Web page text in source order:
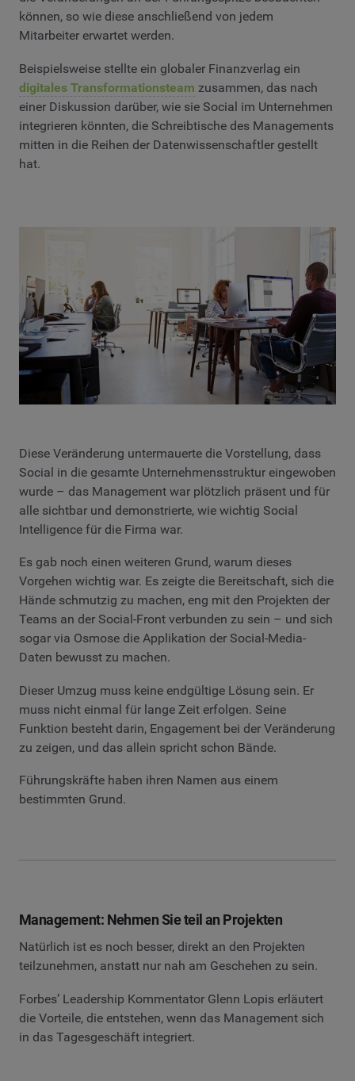
können, so wie diese anschließend von jedem
Mitarbeiter erwartet werden.
Beispielsweise stellte ein globaler Finanzverlag ein
digitales Transformationsteam zusammen, das nach
einer Diskussion darüber, wie sie Social im Unternehmen
integrieren könnten, die Schreibtische des Managements
mitten in die Reihen der Datenwissenschaftler gestellt
hat.
Diese Veränderung untermauerte die Vorstellung, dass
Social in die gesamte Unternehmensstruktur eingewoben
wurde – das Management war plötzlich präsent und für
alle sichtbar und demonstrierte, wie wichtig Social
Intelligence für die Firma war.
Es gab noch einen weiteren Grund, warum dieses
Vorgehen wichtig war. Es zeigte die Bereitschaft, sich die
Hände schmutzig zu machen, eng mit den Projekten der
Teams an der Social-Front verbunden zu sein – und sich
sogar via Osmose die Applikation der Social-Media-
Daten bewusst zu machen.
Dieser Umzug muss keine endgültige Lösung sein. Er
muss nicht einmal für lange Zeit erfolgen. Seine
Funktion besteht darin, Engagement bei der Veränderung
zu zeigen, und das allein spricht schon Bände.
Führungskräfte haben ihren Namen aus einem
bestimmten Grund.
Management: Nehmen Sie teil an Projekten
Natürlich ist es noch besser, direkt an den Projekten
teilzunehmen, anstatt nur nah am Geschehen zu sein.
Forbes’ Leadership Kommentator Glenn Lopis erläutert
die Vorteile, die entstehen, wenn das Management sich
in das Tagesgeschäft integriert.